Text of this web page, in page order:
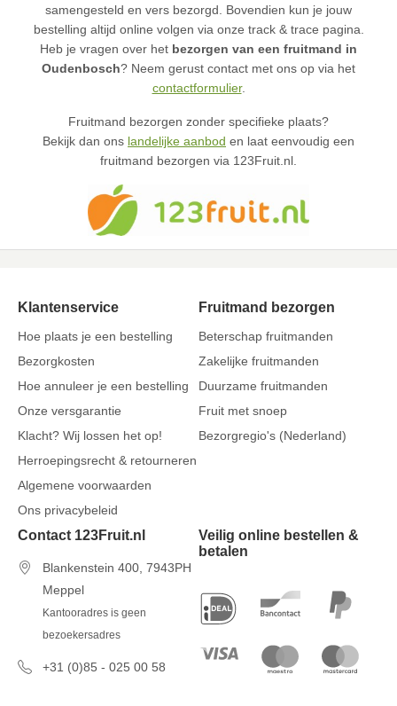
samengesteld en vers bezorgd. Bovendien kun je jouw
bestelling altijd online volgen via onze track & trace pagina.
Heb je vragen over het bezorgen van een fruitmand in
Oudenbosch? Neem gerust contact met ons op via het
contactformulier.
Fruitmand bezorgen zonder specifieke plaats?
Bekijk dan ons landelijke aanbod en laat eenvoudig een
fruitmand bezorgen via 123Fruit.nl.
Klantenservice
Hoe plaats je een bestelling
Bezorgkosten
Hoe annuleer je een bestelling
Onze versgarantie
Klacht? Wij lossen het op!
Herroepingsrecht & retourneren
Algemene voorwaarden
Ons privacybeleid
Fruitmand bezorgen
Beterschap fruitmanden
Zakelijke fruitmanden
Duurzame fruitmanden
Fruit met snoep
Bezorgregio's (Nederland)
Contact 123Fruit.nl
Blankenstein 400, 7943PH
Meppel
Kantooradres is geen
bezoekersadres
+31 (0)85 - 025 00 58
Veilig online bestellen &
betalen